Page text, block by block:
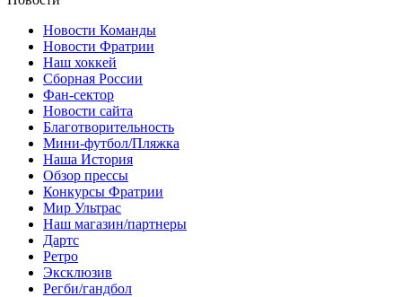
Новости Команды
Новости Фратрии
Наш хоккей
Сборная России
Фан-cектор
Новости сайта
Благотворительность
Мини-футбол/Пляжка
Наша История
Обзор прессы
Конкурсы Фратрии
Мир Ультрас
Наш магазин/партнеры
Дартс
Ретро
Эксклюзив
Регби/гандбол